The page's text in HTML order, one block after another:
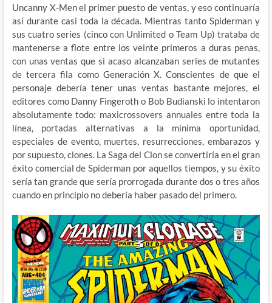
Uncanny X-Men el primer puesto de ventas, y eso continuaría
así durante casi toda la década. Mientras tanto Spiderman y
sus cuatro series (cinco con Unlimited o Team Up) trataba de
mantenerse a flote entre los veinte primeros a duras penas,
con unas ventas que si acaso alcanzaban series de mutantes
de tercera fila como Generación X. Conscientes de que el
personaje debería tener unas ventas bastante mejores, el
editores como Danny Fingeroth o Bob Budianski lo intentaron
absolutamente todo: maxicrossovers annuales entre toda la
línea, portadas alternativas a la mínima oportunidad,
especiales de evento, muertes, resurrecciones, embarazos y
por supuesto, clones. La Saga del Clon se convertiría en el gran
éxito comercial de Spiderman por aquellos tiempos, y su éxito
sería tan grande que sería prorrogada durante dos o tres años
cuando en principio no debería haber pasado del primero.